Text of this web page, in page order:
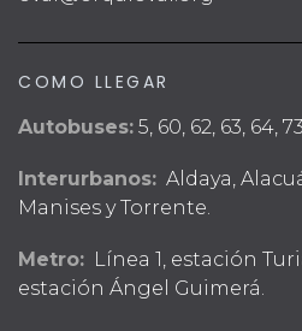
COMO LLEGAR
Autobuses: 5, 60, 62, 63, 64,
Interurbanos: Aldaya,
Manises y Torrente.
Metro: Línea 1, estación
estación Ángel Guimerá.